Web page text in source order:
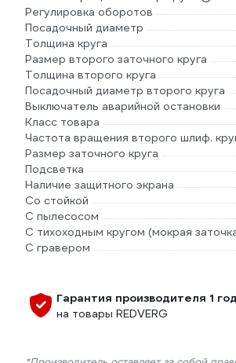
Регулировка оборотов
Посадочный диаметр
Толщина круга
Размер второго заточного круга
Толщина второго круга
Посадочный диаметр второго круга
Выключатель аварийной остановки
Класс товара
Частота вращения второго шлиф.
Размер заточного круга
Подсветка
Наличие защитного экрана
Со стойкой
С пылесосом
С тихоходным кругом (мокрая
С гравером
Гарантия производителя 1 год
на товары REDVERG